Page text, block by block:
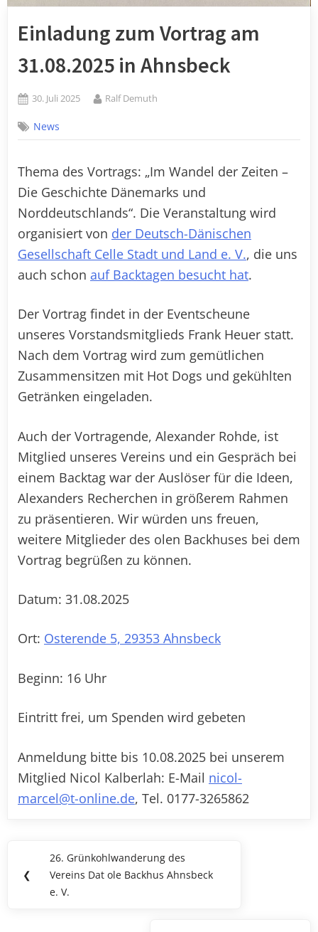
Einladung zum Vortrag am
31.08.2025 in Ahnsbeck
Posted
30. Juli 2025 By
Ralf Demuth
News
Thema des Vortrags: „Im Wandel der Zeiten –
Die Geschichte Dänemarks und
Norddeutschlands“. Die Veranstaltung wird
organisiert von der Deutsch-Dänischen
Gesellschaft Celle Stadt und Land e. V., die uns
auch schon auf Backtagen besucht hat.
Der Vortrag findet in der Eventscheune
unseres Vorstandsmitglieds Frank Heuer statt.
Nach dem Vortrag wird zum gemütlichen
Zusammensitzen mit Hot Dogs und gekühlten
Getränken eingeladen.
Auch der Vortragende, Alexander Rohde, ist
Mitglied unseres Vereins und ein Gespräch bei
einem Backtag war der Auslöser für die Ideen,
Alexanders Recherchen in größerem Rahmen
zu präsentieren. Wir würden uns freuen,
weitere Mitglieder des olen Backhuses bei dem
Vortrag begrüßen zu können.
Datum: 31.08.2025
Ort: Osterende 5, 29353 Ahnsbeck
Beginn: 16 Uhr
Eintritt frei, um Spenden wird gebeten
Anmeldung bitte bis 10.08.2025 bei unserem
Mitglied Nicol Kalberlah: E-Mail nicol-
marcel@t-online.de, Tel. 0177-3265862
Beitragsnavigation
❮
Previous
Post:
26. Grünkohlwanderung des
Vereins Dat ole Backhus Ahnsbeck
e. V.